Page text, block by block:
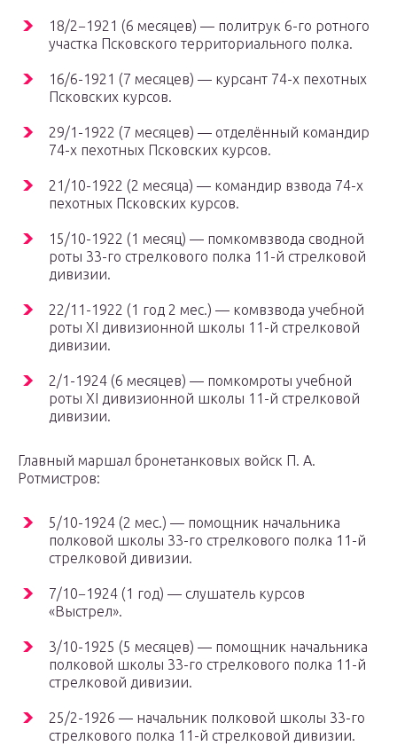
18/2−1921 (6 месяцев) — политрук 6-го ротного
участка Псковского территориального полка.
16/6-1921 (7 месяцев) — курсант 74-х пехотных
Псковских курсов.
29/1-1922 (7 месяцев) — отделённый командир
74-х пехотных Псковских курсов.
21/10-1922 (2 месяца) — командир взвода 74-х
пехотных Псковских курсов.
15/10-1922 (1 месяц) — помкомвзвода сводной
роты 33-го стрелкового полка 11-й стрелковой
дивизии.
22/11-1922 (1 год 2 мес.) — комвзвода учебной
роты XI дивизионной школы 11-й стрелковой
дивизии.
2/1-1924 (6 месяцев) — помкомроты учебной
роты XI дивизионной школы 11-й стрелковой
дивизии.
Главный маршал бронетанковых войск П. А.
Ротмистров:
5/10-1924 (2 мес.) — помощник начальника
полковой школы 33-го стрелкового полка 11-й
стрелковой дивизии.
7/10−1924 (1 год) — слушатель курсов
«Выстрел».
3/10-1925 (5 месяцев) — помощник начальника
полковой школы 33-го стрелкового полка 11-й
стрелковой дивизии.
25/2-1926 — начальник полковой школы 33-го
стрелкового полка 11-й стрелковой дивизии.